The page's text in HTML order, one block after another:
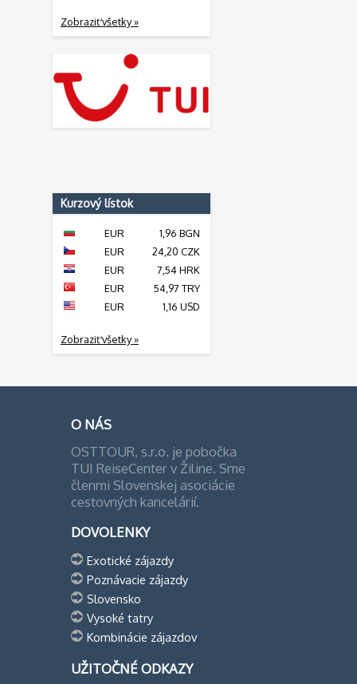
Zobraziť všetky »
Kurzový lístok
EUR
1,96 BGN
EUR
24,20 CZK
EUR
7,54 HRK
EUR
54,97 TRY
EUR
1,16 USD
Zobraziť všetky »
O NÁS
OSTTOUR, s.r.o. je pobočka
TUI ReiseCenter v Žiline. Sme
členmi Slovenskej asociácie
cestovných kancelárií.
DOVOLENKY
Exotické zájazdy
Poznávacie zájazdy
Slovensko
Vysoké tatry
Kombinácie zájazdov
UŽITOČNÉ ODKAZY